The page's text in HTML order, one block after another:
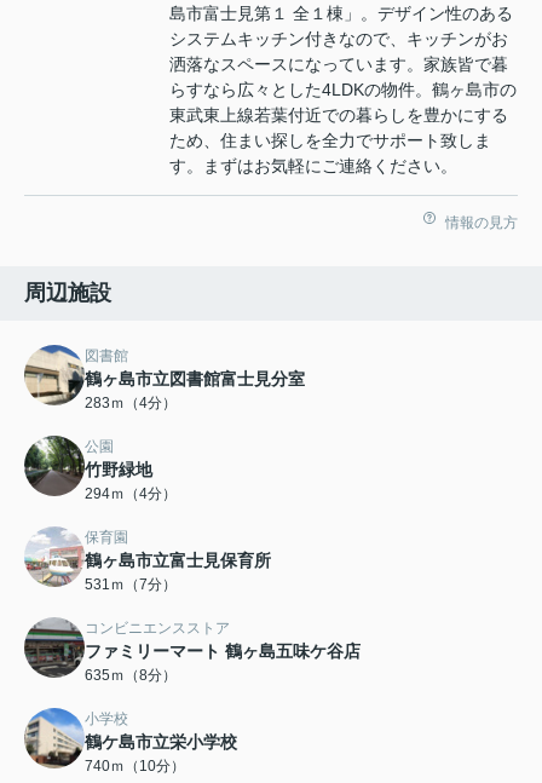
島市富士見第１ 全１棟」。デザイン性のある
システムキッチン付きなので、キッチンがお
洒落なスペースになっています。家族皆で暮
らすなら広々とした4LDKの物件。鶴ヶ島市の
東武東上線若葉付近での暮らしを豊かにする
ため、住まい探しを全力でサポート致しま
す。まずはお気軽にご連絡ください。
情報の見方
周辺施設
図書館
鶴ヶ島市立図書館富士見分室
283ｍ（4分）
公園
竹野緑地
294ｍ（4分）
保育園
鶴ヶ島市立富士見保育所
531ｍ（7分）
コンビニエンスストア
ファミリーマート 鶴ヶ島五味ケ谷店
635ｍ（8分）
小学校
鶴ケ島市立栄小学校
740ｍ（10分）